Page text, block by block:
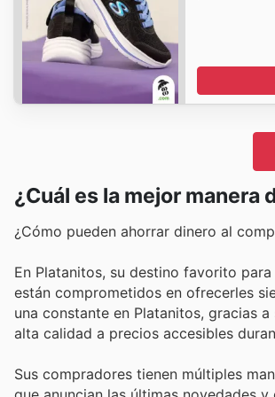
¿Cuál es la mejor manera
¿Cómo pueden ahorrar dinero al
En Platanitos, su destino favorito
están comprometidos en ofrecerles
una constante en Platanitos, gracias
alta calidad a precios accesibles
Sus compradores tienen múltiples